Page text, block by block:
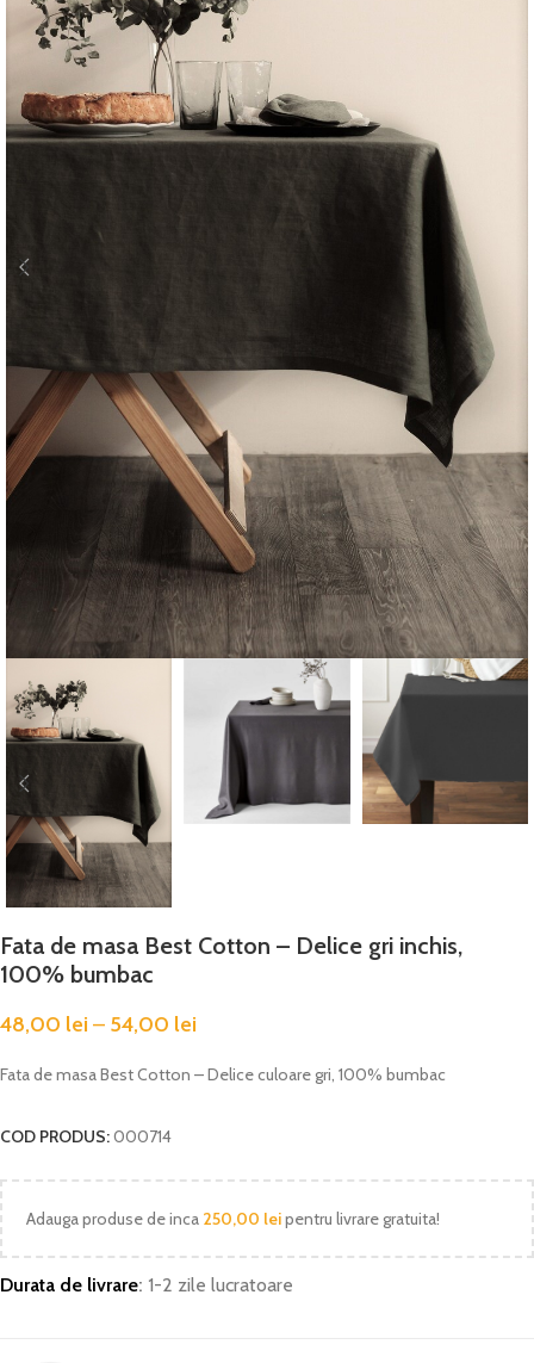
Fata de masa Best Cotton – Delice gri inchis,
100% bumbac
48,00 lei – 54,00 lei
Fata de masa Best Cotton – Delice culoare gri, 100% bumbac
COD PRODUS:000714
Adauga produse de inca 250,00 leipentru livrare gratuita!
Durata de livrare: 1-2 zile lucratoare